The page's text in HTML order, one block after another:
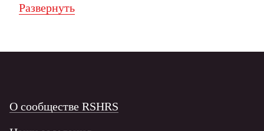
Развернуть
О сообществе RSHRS